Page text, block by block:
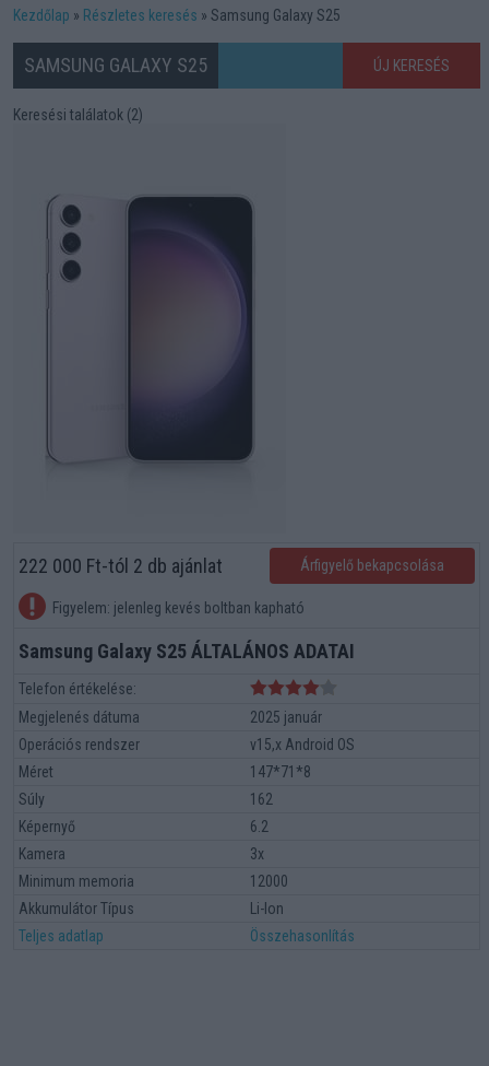
Kezdőlap Részletes keresés Samsung Galaxy S25
SAMSUNG GALAXY S25 ÚJ KERESÉS
Keresési találatok (2)
222 000 Ft-tól 2 db ajánlat Árfigyelő bekapcsolása
Figyelem: jelenleg kevés boltban kapható
Samsung Galaxy S25 ÁLTALÁNOS ADATAI
Telefon értékelése:
Megjelenés dátuma
2025 január
Operációs rendszer
v15,x Android OS
Méret
147*71*8
Súly
162
Képernyő
6.2
Kamera
3x
Minimum memoria
12000
Akkumulátor Típus
Li-Ion
Teljes adatlap
Összehasonlítás